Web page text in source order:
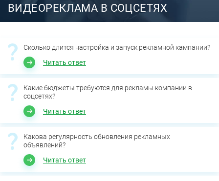
ВИДЕОРЕКЛАМА В СОЦСЕТЯХ
Сколько длится настройка и запуск рекламной кампании?
Читать ответ
Какие бюджеты требуются для рекламы компании в
соцсетях?
Читать ответ
Какова регулярность обновления рекламных
объявлений?
Читать ответ